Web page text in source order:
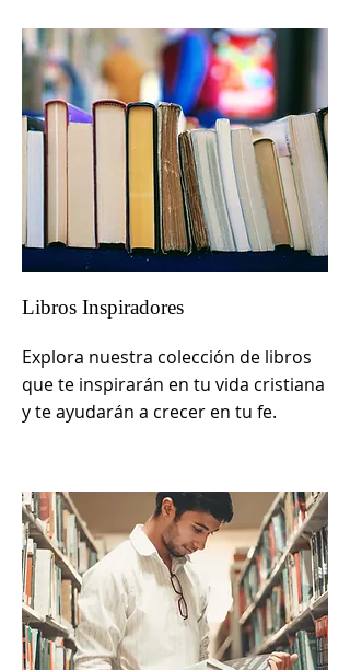
Libros Inspiradores
Explora nuestra colección de libros
que te inspirarán en tu vida cristiana
y te ayudarán a crecer en tu fe.